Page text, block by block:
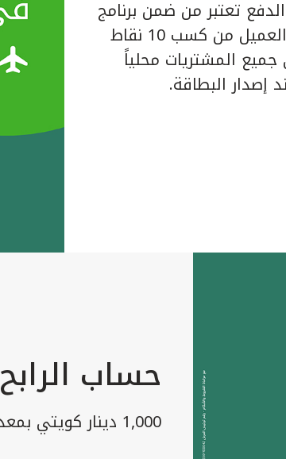
تعتبر من ضمن برنامج
المكافآت الخاص ببيت التمويل الكويتي حيث يتمكن العميل من كسب 10 نقاط
على جميع المشتريات محلياً
حساب الرابح
1,000 دينار كويتي بمعدل 30 رابح شهريا